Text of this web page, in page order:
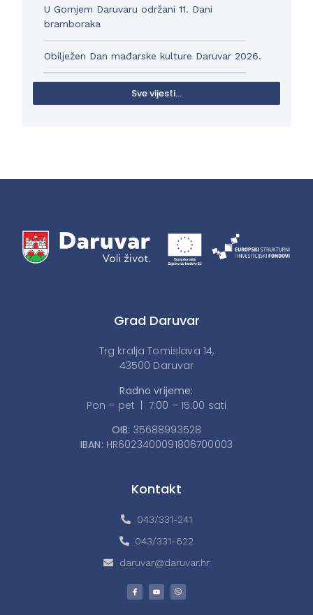
U Gornjem Daruvaru održani 11. Dani
bramboraka
Obilježen Dan mađarske kulture Daruvar 2026.
Sve vijesti...
Grad Daruvar
Trg kralja Tomislava 14,
43500 Daruvar
Radno vrijeme:
Pon – pet | 7:00 – 15:00 sati
OIB: 35688993528
IBAN: HR6023400091806700003
Kontakt
043/331-241
043/331-622
daruvar@daruvar.hr